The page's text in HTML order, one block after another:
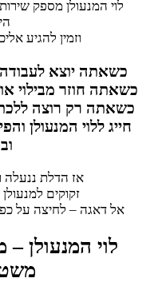
לוי המנעולן מספק
וזמין להגיע
כשאתה יוצא
כשאתה חוזר מבילוי
כשאתה רק רוצה
חייג ללוי המנעולן
אז הדלת ננעלה
זקוקים
אל דאגה – לחיצה על
לוי המנעולן